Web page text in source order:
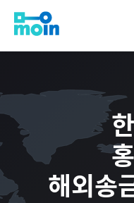
해외송